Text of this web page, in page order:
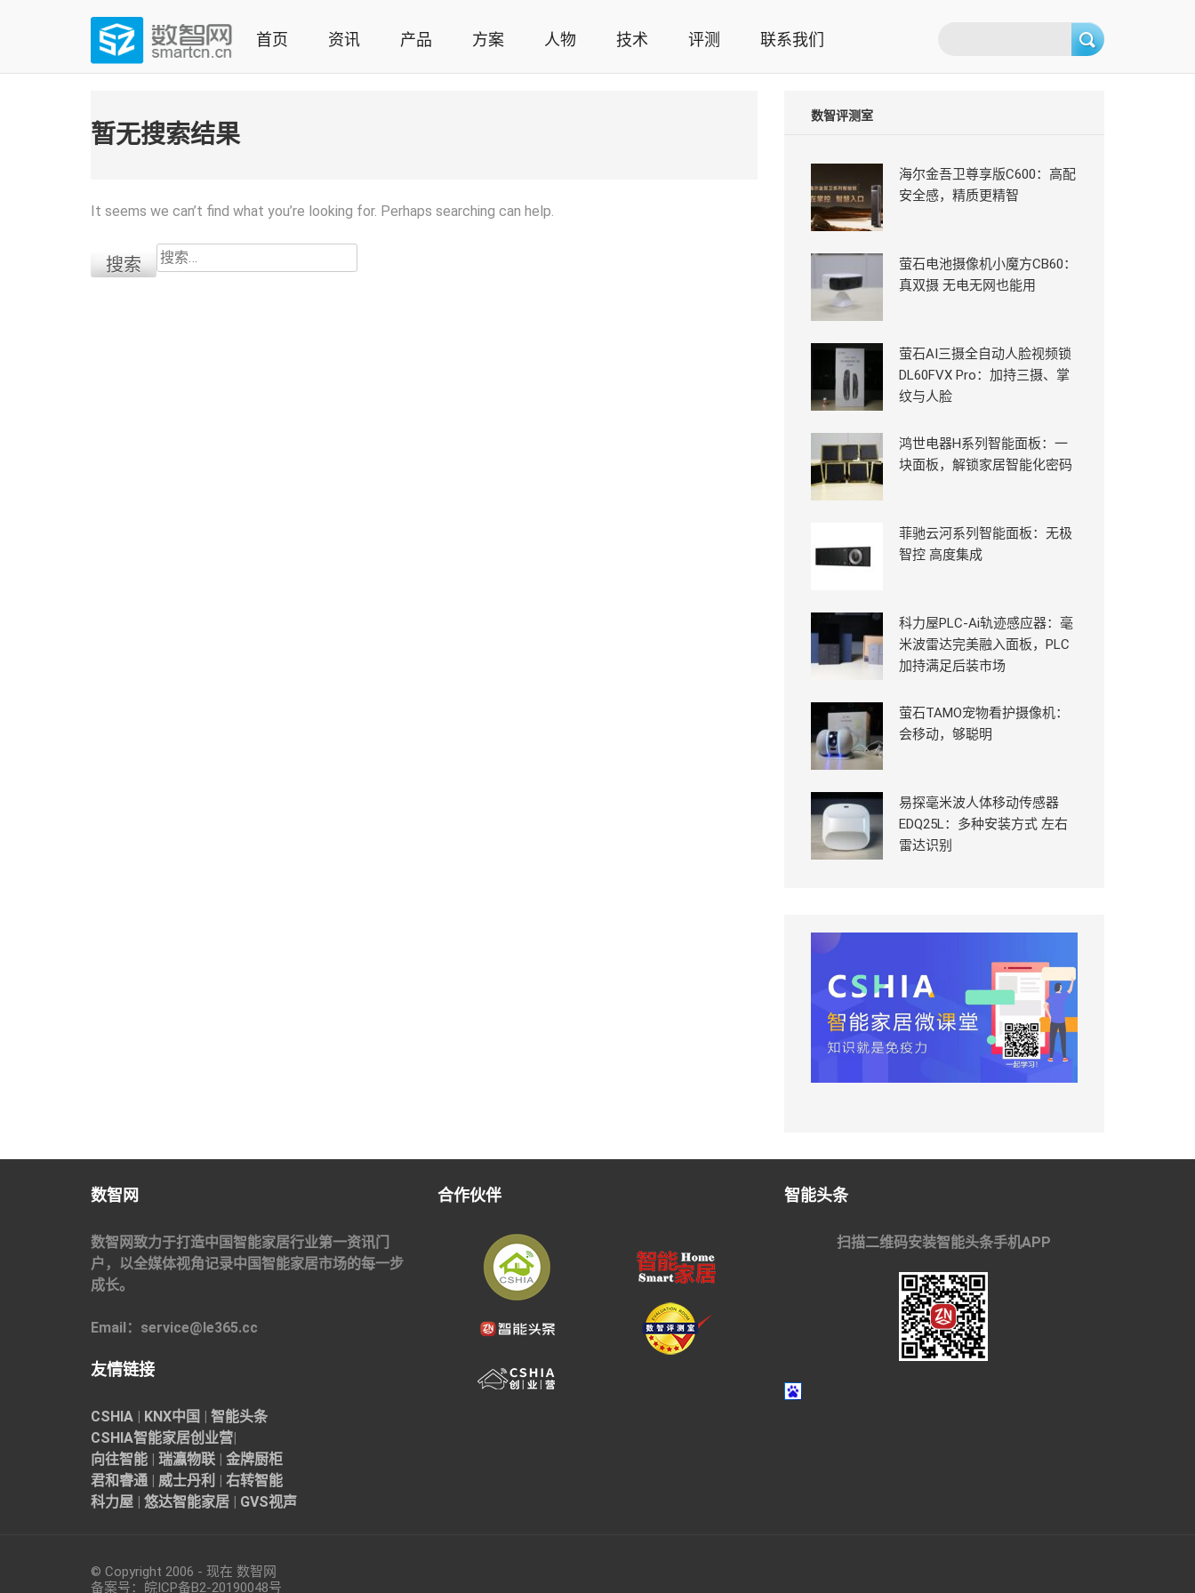
(Press
数智网
智能家居第一资讯门户 | 智能家居系统，智能家居产品，智能家居解决方案，智能家居技术应用，智能家居行业观点，智能家居项目案例
首页 资讯 产品 方案 人物 技术 评测 联系我们
暂无搜索结果
It seems we can’t find what you’re looking for. Perhaps searching can help.
搜
索：
数智评测室
海尔金吾卫尊享版C600：高配
安全感，精质更精智
萤石电池摄像机小魔方CB60：
真双摄 无电无网也能用
萤石AI三摄全自动人脸视频锁
DL60FVX Pro：加持三摄、掌
纹与人脸
鸿世电器H系列智能面板：一
块面板，解锁家居智能化密码
菲驰云河系列智能面板：无极
智控 高度集成
科力屋PLC-Ai轨迹感应器：毫
米波雷达完美融入面板，PLC
加持满足后装市场
萤石TAMO宠物看护摄像机：
会移动，够聪明
易探毫米波人体移动传感器
EDQ25L：多种安装方式 左右
雷达识别
数智网
数智网致力于打造中国智能家居行业第一资讯门
户，以全媒体视角记录中国智能家居市场的每一步
成长。
Email：service@le365.cc
友情链接
CSHIA | KNX中国 | 智能头条
CSHIA智能家居创业营|
向往智能 | 瑞瀛物联 | 金牌厨柜
君和睿通 | 威士丹利 | 右转智能
科力屋 | 悠达智能家居 | GVS视声
合作伙伴 智能头条
扫描二维码安装智能头条手机APP
© Copyright 2006 - 现在 数智网
备案号： 皖ICP备B2-20190048号